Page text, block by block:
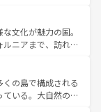
ではのユニークな
町歩きも満喫する
価も高いが、旅行
。 なお、新
照してほしい。
文化が魅力の国。
ニアまで、訪れる
グ、エンターテイ
。一方、アメリカ
ニオンやイエロー
の島で構成される
いる。大自然の神